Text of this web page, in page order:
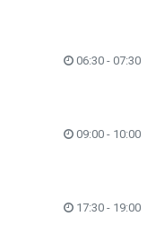
06:30 - 07:30
09:00 - 10:00
17:30 - 19:00